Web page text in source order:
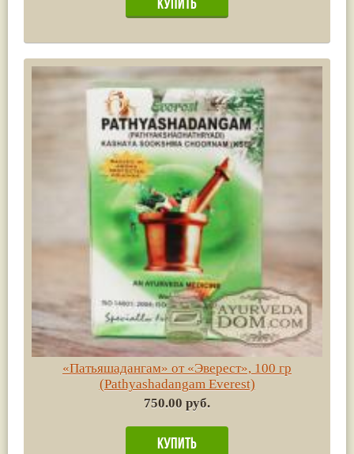
«Патьяшадангам» от «Эверест», 100 гр
(Pathyashadangam Everest)
750.00 руб.